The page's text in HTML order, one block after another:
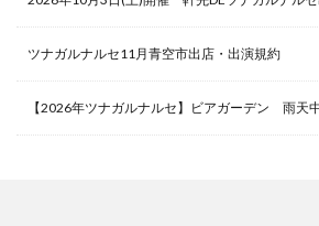
ツナガルナルセ11月青空市出店・出演規約
【2026年ツナガルナルセ】ビアガーデン 雨天